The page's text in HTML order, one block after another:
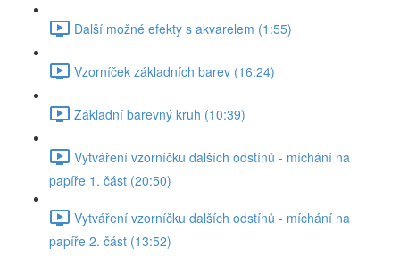
Další možné efekty s akvarelem (1:55)
Vzorníček základních barev (16:24)
Základní barevný kruh (10:39)
Vytváření vzorníčku dalších odstínů - míchání na
papíře 1. část (20:50)
Vytváření vzorníčku dalších odstínů - míchání na
papíře 2. část (13:52)